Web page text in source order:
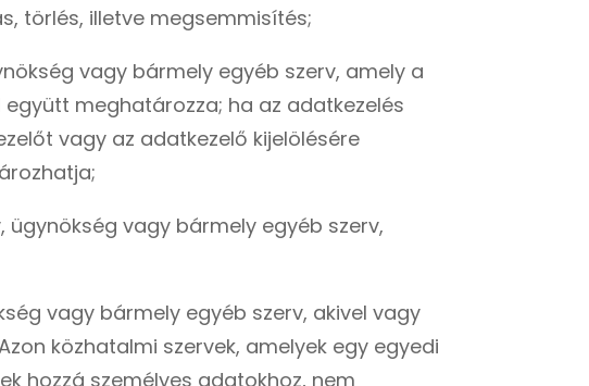
törlés, illetve megsemmisítés;
vagy bármely egyéb szerv, amely a
meghatározza; ha az adatkezelés
vagy az adatkezelő kijelölésére
ügynökség vagy bármely egyéb szerv,
vagy bármely egyéb szerv, akivel vagy
közhatalmi szervek, amelyek egy egyedi
hozzá személyes adatokhoz, nem